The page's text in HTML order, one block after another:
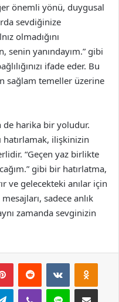
önemli yönü, duygusal
sevdiğinize
olmadığını
senin yanındayım.” gibi
ifade eder. Bu
sağlam temeller üzerine
de harika bir yoludur.
ilişkinizin
“Geçen yaz birlikte
gibi bir hatırlatma,
ve gelecekteki anılar için
sadece anlık
zamanda sevginizin
PinterestReddit VKontakte
TelegramViber Line E-Posta ile